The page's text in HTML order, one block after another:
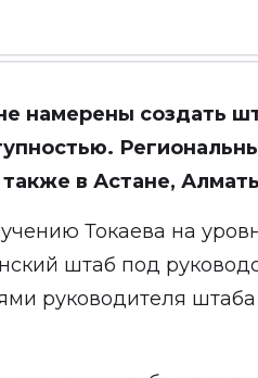
намерены создать
также в Астане,
Токаева на
штаб под
руководителя